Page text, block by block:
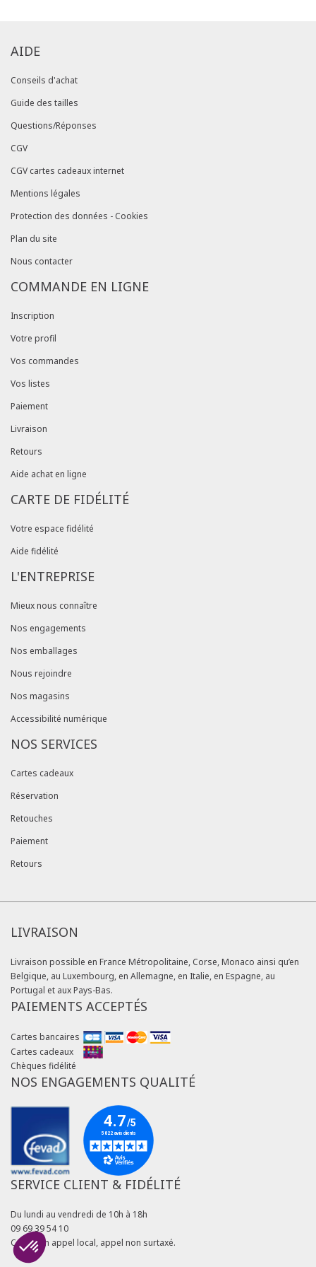
AIDE
Conseils d'achat
Guide des tailles
Questions/Réponses
CGV
CGV cartes cadeaux internet
Mentions légales
Protection des données - Cookies
Plan du site
Nous contacter
COMMANDE EN LIGNE
Inscription
Votre profil
Vos commandes
Vos listes
Paiement
Livraison
Retours
Aide achat en ligne
CARTE DE FIDÉLITÉ
Votre espace fidélité
Aide fidélité
L'ENTREPRISE
Mieux nous connaître
Nos engagements
Nos emballages
Nous rejoindre
Nos magasins
Accessibilité numérique
NOS SERVICES
Cartes cadeaux
Réservation
Retouches
Paiement
Retours
LIVRAISON
Livraison possible en France Métropolitaine, Corse, Monaco ainsi qu’en
Belgique, au Luxembourg, en Allemagne, en Italie, en Espagne, au
Portugal et aux Pays-Bas.
PAIEMENTS ACCEPTÉS
Cartes bancaires
Cartes cadeaux
Chèques fidélité
NOS ENGAGEMENTS QUALITÉ
SERVICE CLIENT & FIDÉLITÉ
Du lundi au vendredi de 10h à 18h
09 69 39 54 10
Coût d'un appel local, appel non surtaxé.